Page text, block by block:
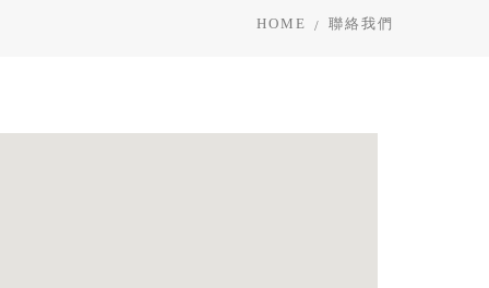
HOME 聯絡我們